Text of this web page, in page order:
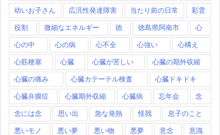
幼いお子さん 広汎性発達障害 当たり前の日常 彩雲
役割 微細なエネルギー 徳 徳島県阿南市 心
心の中 心の病 心不全 心強い 心構え
心筋梗塞 心臓 心臓が苦しい 心臓の期外収縮
心臓の痛み 心臓カテーテル検査 心臓ドキドキ
心臓弁膜症 心臓期外収縮 心臓病 忘年会 念
念には念 思い出 急な発熱 怪我 息子のこと
悪いモノ 悪い夢 悪い物 悪夢 意念 意識